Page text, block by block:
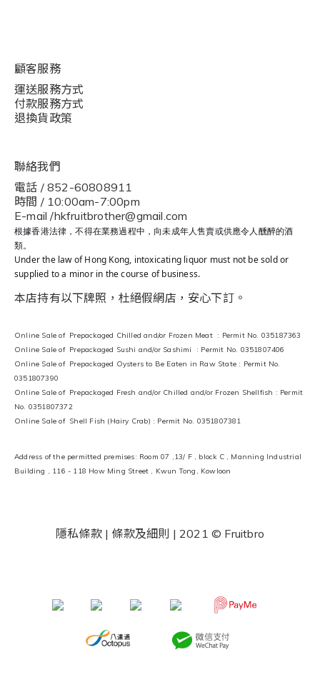
顧客服務
運送服務方式
付款服務方式
退換貨政策
聯絡我們
電話 / 852-60808911
時間 / 10:00am-7:00pm
E-mail /hkfruitbrother@gmail.com
根據香港法律，不得在業務過程中，向未成年人售賣或供應令人醺醉的酒
類。
Under the law of Hong Kong, intoxicating liquor must not be sold or
supplied to a minor in the course of business.
本店持有以下牌照，杜絕假網店，安心下訂。
Online Sale of Prepackaged Chilled and/or Frozen Meat : Permit No. 035187363
Online Sale of Prepackaged Sushi and/or Sashimi : Permit No. 0351807406
Online Sale of Prepackaged Oysters to Be Eaten in Raw State : Permit No.
0351807390
Online Sale of Prepackaged Fresh and/or Chilled and/or Frozen Shellfish : Permit
No. 0351807372
Online Sale of Shell Fish (Hairy Crab) : Permit No. 0351807381
Address of the permitted premises: Room 07 ,13/ F , block C , Manning Industrial
Building , 116 - 118 How Ming Street , Kwun Tong, Kowloon
隱私條款 | 條款及細則 | 2021 © Fruitbro